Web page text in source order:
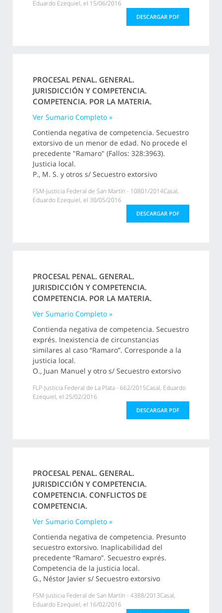
Eduardo Ezequiel, el 15/06/2016
DESCARGAR PDF
PROCESAL PENAL. GENERAL.
JURISDICCIÓN Y COMPETENCIA.
COMPETENCIA. POR LA MATERIA.
Ver Sumario Completo »
Contienda negativa de competencia. Secuestro
extorsivo de un menor de edad. No procede el
precedente "Ramaro" (Fallos: 328:3963).
Justicia local.
P., M. S. y otros s/ Secuestro extorsivo
FSM-Justicia Federal de San Martín - 10801/2014Casal,
Eduardo Ezequiel, el 30/05/2016
DESCARGAR PDF
PROCESAL PENAL. GENERAL.
JURISDICCIÓN Y COMPETENCIA.
COMPETENCIA. POR LA MATERIA.
Ver Sumario Completo »
Contienda negativa de competencia. Secuestro
exprés. Inexistencia de circunstancias
similares al caso “Ramaro”. Corresponde a la
justicia local.
O., Juan Manuel y otro s/ Secuestro extorsivo
FLP-Justicia Federal de La Plata - 662/2015Casal, Eduardo
Ezequiel, el 25/02/2016
DESCARGAR PDF
PROCESAL PENAL. GENERAL.
JURISDICCIÓN Y COMPETENCIA.
COMPETENCIA. CONFLICTOS DE
COMPETENCIA.
Ver Sumario Completo »
Contienda negativa de competencia. Presunto
secuestro extorsivo. Inaplicabilidad del
precedente “Ramaro”. Secuestro exprés.
Competencia de la justicia local.
G., Néstor Javier s/ Secuestro extorsivo
FSM-Justicia Federal de San Martín - 4388/2013Casal,
Eduardo Ezequiel, el 16/02/2016